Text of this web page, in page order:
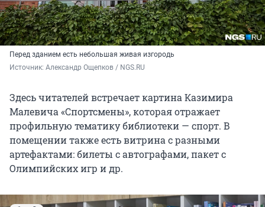
Перед зданием есть небольшая живая изгородь
Источник: Александр Ощепков / NGS.RU
Здесь читателей встречает картина Казимира
Малевича «Спортсмены», которая отражает
профильную тематику библиотеки — спорт. В
помещении также есть витрина с разными
артефактами: билеты с автографами, пакет с
Олимпийских игр и др.